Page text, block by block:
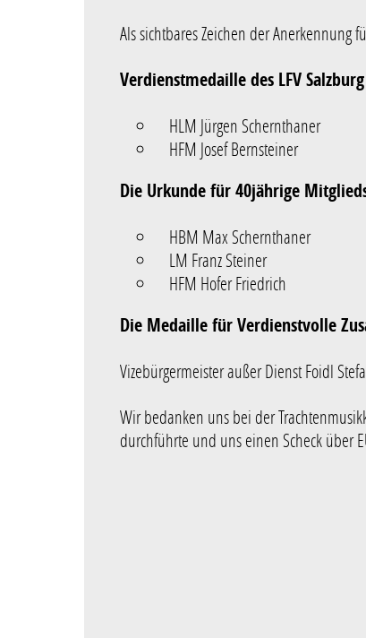
Als sichtbares Zeichen der Anerkennung
Verdienstmedaille des LFV Salzburg
HLM Jürgen Schernthaner
HFM Josef Bernsteiner
Die Urkunde für 40jährige
HBM Max Schernthaner
LM Franz Steiner
HFM Hofer Friedrich
Die Medaille für Verdienstvolle
Vizebürgermeister außer Dienst Foidl
Wir bedanken uns bei der
durchführte und uns einen Scheck über